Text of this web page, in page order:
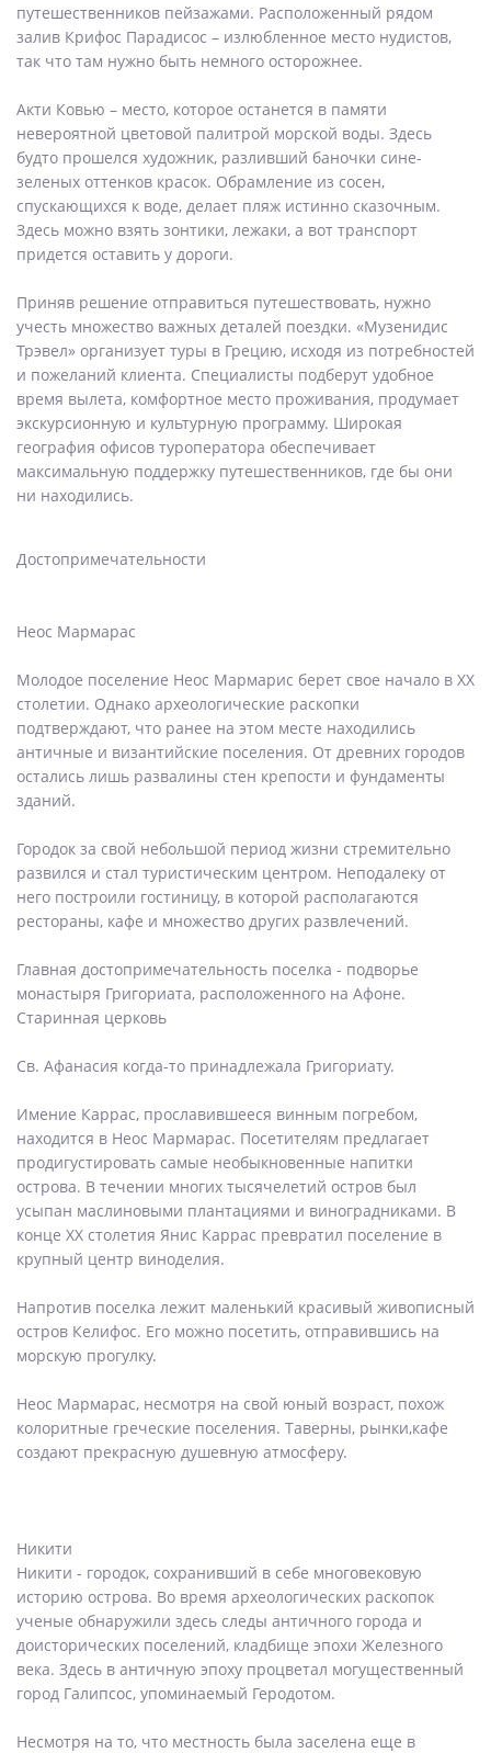
путешественников пейзажами. Расположенный рядом
залив Крифос Парадисос – излюбленное место нудистов,
так что там нужно быть немного осторожнее.
Акти Ковью – место, которое останется в памяти
невероятной цветовой палитрой морской воды. Здесь
будто прошелся художник, разливший баночки сине-
зеленых оттенков красок. Обрамление из сосен,
спускающихся к воде, делает пляж истинно сказочным.
Здесь можно взять зонтики, лежаки, а вот транспорт
придется оставить у дороги.
Приняв решение отправиться путешествовать, нужно
учесть множество важных деталей поездки. «Музенидис
Трэвел» организует туры в Грецию, исходя из потребностей
и пожеланий клиента. Специалисты подберут удобное
время вылета, комфортное место проживания, продумает
экскурсионную и культурную программу. Широкая
география офисов туроператора обеспечивает
максимальную поддержку путешественников, где бы они
ни находились.
Достопримечательности
Неос Мармарас
Молодое поселение Неос Мармарис берет свое начало в XX
столетии. Однако археологические раскопки
подтверждают, что ранее на этом месте находились
античные и византийские поселения. От древних городов
остались лишь развалины стен крепости и фундаменты
зданий.
Городок за свой небольшой период жизни стремительно
развился и стал туристическим центром. Неподалеку от
него построили гостиницу, в которой располагаются
рестораны, кафе и множество других развлечений.
Главная достопримечательность поселка - подворье
монастыря Григориата, расположенного на Афоне.
Старинная церковь
Св. Афанасия когда-то принадлежала Григориату.
Имение Каррас, прославившееся винным погребом,
находится в Неос Мармарас. Посетителям предлагает
продигустировать самые необыкновенные напитки
острова. В течении многих тысячелетий остров был
усыпан маслиновыми плантациями и виноградниками. В
конце XX столетия Янис Каррас превратил поселение в
крупный центр виноделия.
Напротив поселка лежит маленький красивый живописный
остров Келифос. Его можно посетить, отправившись на
морскую прогулку.
Неос Мармарас, несмотря на свой юный возраст, похож
колоритные греческие поселения. Таверны, рынки,кафе
создают прекрасную душевную атмосферу.
Никити
Никити - городок, сохранивший в себе многовековую
историю острова. Во время археологических раскопок
ученые обнаружили здесь следы античного города и
доисторических поселений, кладбище эпохи Железного
века. Здесь в античную эпоху процветал могущественный
город Галипсос, упоминаемый Геродотом.
Несмотря на то, что местность была заселена еще в